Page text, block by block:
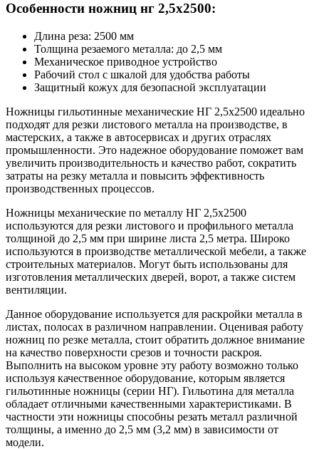
Особенности ножниц нг 2,5х2500:
Длина реза: 2500 мм
Толщина резаемого металла: до 2,5 мм
Механическое приводное устройство
Рабочий стол с шкалой для удобства работы
Защитный кожух для безопасной эксплуатации
Ножницы гильотинные механические НГ 2,5х2500 идеально
подходят для резки листового металла на производстве, в
мастерских, а также в автосервисах и других отраслях
промышленности. Это надежное оборудование поможет вам
увеличить производительность и качество работ, сократить
затраты на резку металла и повысить эффективность
производственных процессов.
Ножницы механические по металлу НГ 2,5х2500
используются для резки листового и профильного металла
толщиной до 2,5 мм при ширине листа 2,5 метра. Широко
используются в производстве металлической мебели, а также
строительных материалов. Могут быть использованы для
изготовления металлических дверей, ворот, а также систем
вентиляции.
Данное оборудование используется для раскройки металла в
листах, полосах в различном направлении. Оценивая работу
ножниц по резке металла, стоит обратить должное внимание
на качество поверхности срезов и точности раскроя.
Выполнить на высоком уровне эту работу возможно только
используя качественное оборудование, которым является
гильотинные ножницы (серии НГ). Гильотина для металла
обладает отличными качественными характеристиками. В
частности эти ножницы способны резать металл различной
толщины, а именно до 2,5 мм (3,2 мм) в зависимости от
модели.